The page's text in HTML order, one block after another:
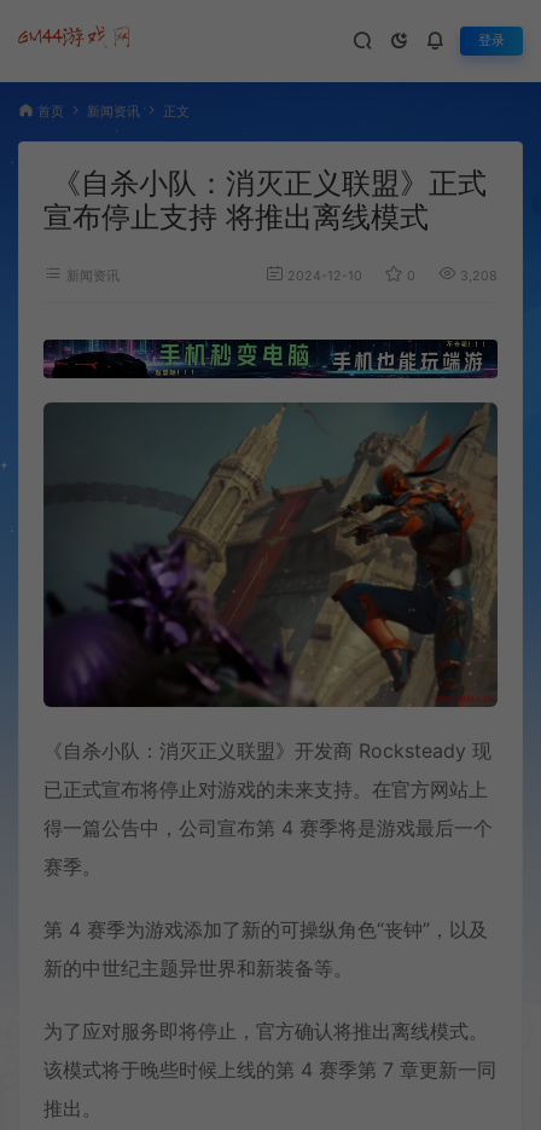
登录
首页 新闻资讯 正文
《自杀小队：消灭正义联盟》正式
宣布停止支持 将推出离线模式
新闻资讯 2024-12-10 0 3,208
《自杀小队：消灭正义联盟》开发商 Rocksteady 现
已正式宣布将停止对游戏的未来支持。在官方网站上
得一篇公告中，公司宣布第 4 赛季将是游戏最后一个
赛季。
第 4 赛季为游戏添加了新的可操纵角色“丧钟”，以及
新的中世纪主题异世界和新装备等。
为了应对服务即将停止，官方确认将推出离线模式。
该模式将于晚些时候上线的第 4 赛季第 7 章更新一同
推出。